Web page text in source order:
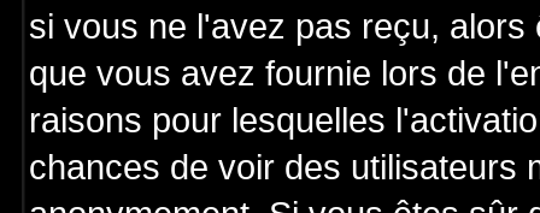
si vous ne l'avez pas reçu,
que vous avez fournie lors de
raisons pour lesquelles
chances de voir des utilisateurs